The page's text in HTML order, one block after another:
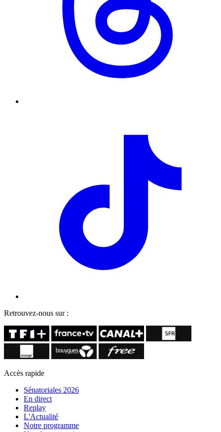
Retrouvez-nous sur :
Accès rapide
Sénatoriales 2026
En direct
Replay
L'Actualité
Notre programme